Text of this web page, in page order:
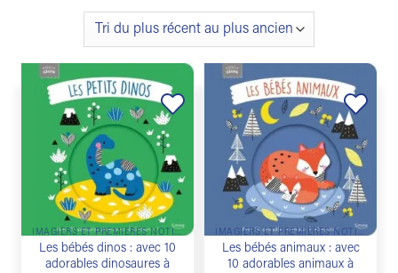
Ajouter
à la
liste de
souhaits
IMAGIERS ET PREMIÈRES NOTIONS
Les bébés dinos : avec 10
adorables dinosaures à
Ajouter
à la
liste de
souhaits
IMAGIERS ET PREMIÈRES NOTIONS
Les bébés animaux : avec
10 adorables animaux à